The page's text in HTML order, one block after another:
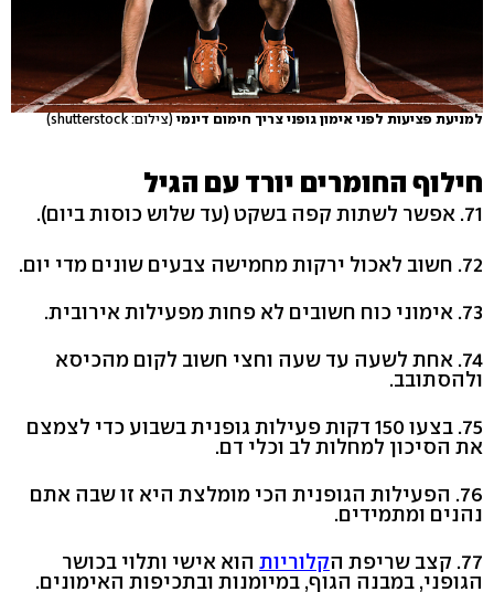
למניעת פציעות לפני אימון גופני צריך חימום דינמי (צילום: shutterstock)
חילוף החומרים יורד עם הגיל
71. אפשר לשתות קפה בשקט (עד שלוש כוסות ביום).
72. חשוב לאכול ירקות מחמישה צבעים שונים מדי יום.
73. אימוני כוח חשובים לא פחות מפעילות אירובית.
74. אחת לשעה עד שעה וחצי חשוב לקום מהכיסא
ולהסתובב.
75. בצעו 150 דקות פעילות גופנית בשבוע כדי לצמצם
את הסיכון למחלות לב וכלי דם.
76. הפעילות הגופנית הכי מומלצת היא זו שבה אתם
נהנים ומתמידים.
77. קצב שריפת ה
קלוריות הוא אישי ותלוי בכושר
הגופני, במבנה הגוף, במיומנות ובתכיפות האימונים.